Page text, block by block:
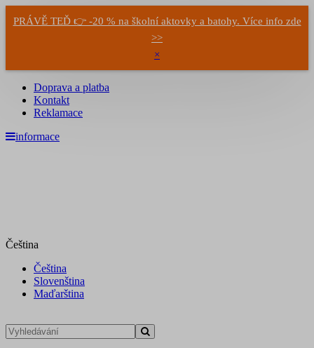
PRÁVĚ TEĎ 👉 -20 % na školní aktovky a batohy. Více info zde
>>
×
Doprava a platba
Kontakt
Reklamace
informace
Čeština
Čeština
Slovenština
Maďarština